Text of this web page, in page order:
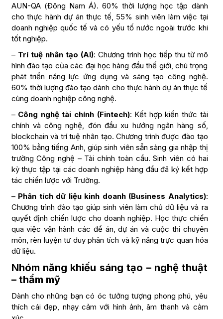
AUN-QA (Đông Nam Á). 60% thời lượng học tập dành
cho thực hành dự án thực tế, 55% sinh viên làm việc tại
doanh nghiệp quốc tế và có yếu tố nước ngoài trước khi
tốt nghiệp.
– Trí tuệ nhân tạo (AI): Chương trình học tiếp thu từ mô
hình đào tạo của các đại học hàng đầu thế giới, chú trọng
phát triển năng lực ứng dụng và sáng tạo công nghệ.
60% thời lượng đào tạo dành cho thực hành dự án thực tế
cùng doanh nghiệp công nghệ.
– Công nghệ tài chính (Fintech): Kết hợp kiến thức tài
chính và công nghệ, đón đầu xu hướng ngân hàng số,
blockchain và trí tuệ nhân tạo. Chương trình được đào tạo
100% bằng tiếng Anh, giúp sinh viên sẵn sàng gia nhập thị
trường Công nghệ – Tài chính toàn cầu. Sinh viên có hai
kỳ thực tập tại các doanh nghiệp hàng đầu đã ký kết hợp
tác chiến lược với Trường.
– Phân tích dữ liệu kinh doanh (Business Analytics):
Chương trình đào tạo giúp sinh viên làm chủ dữ liệu và ra
quyết định chiến lược cho doanh nghiệp. Học thực chiến
qua việc vận hành các đề án, dự án và cuộc thi chuyên
môn, rèn luyện tư duy phân tích và kỹ năng trực quan hóa
dữ liệu.
Nhóm năng khiếu sáng tạo – nghệ thuật
– thẩm mỹ
Dành cho những bạn có óc tưởng tượng phong phú, yêu
thích cái đẹp, nhạy cảm với hình ảnh, âm thanh và cảm